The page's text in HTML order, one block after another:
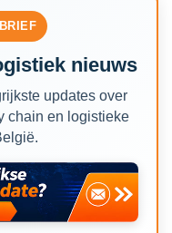
nieuws
updates over
chain en logistieke